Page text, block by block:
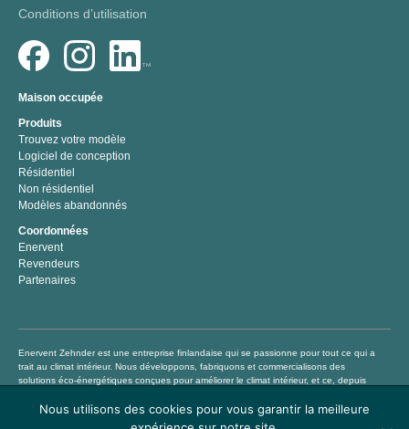
Conditions d’utilisation
Maison occupée
Produits
Trouvez votre modèle
Logiciel de conception
Résidentiel
Non résidentiel
Modèles abandonnés
Coordonnées
Enervent
Revendeurs
Partenaires
Enervent Zehnder est une entreprise finlandaise qui se passionne pour tout ce qui a
trait au climat intérieur. Nous développons, fabriquons et commercialisons des
solutions éco-énergétiques conçues pour améliorer le climat intérieur, et ce, depuis
intérieur sain et confortable en proposant des produits de traitement de l’air de
qualité supérieure permettant non seulement d’économiser de l’argent mais
Nous utilisons des cookies pour vous garantir la meilleure